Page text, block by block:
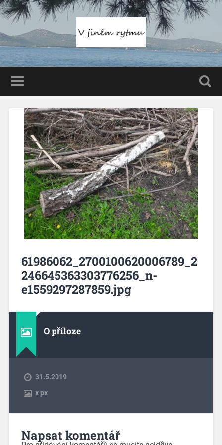
61986062_2700100620006789_2
246645363303776256_n-
e1559297287859.jpg
O příloze
31.5.2019
xpx
Napsat komentář